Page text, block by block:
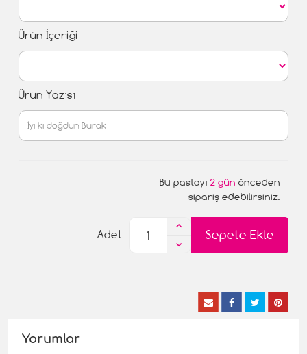
Ürün İçeriği
Ürün Yazısı
Bu pastayı 2 gün önceden
sipariş edebilirsiniz.
Sepete Ekle
Adet
Yorumlar